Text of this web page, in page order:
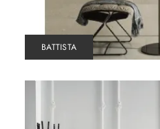
BATTISTA